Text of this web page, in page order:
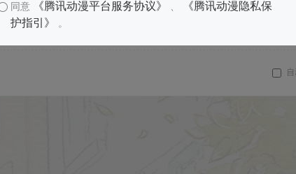
同意 《腾讯动漫平台服务协议》
《腾讯动漫隐私保
护指引》
。